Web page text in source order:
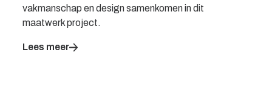
vakmanschap en design samenkomen in dit
maatwerk project.
Lees meer